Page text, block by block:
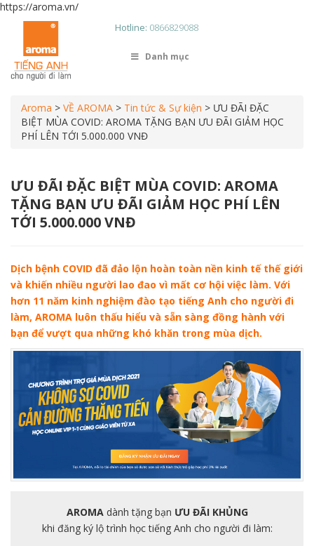
https://aroma.vn/
Hotline: 0866829088
Danh mục
Aroma > VỀ AROMA > Tin tức & Sự kiện > ƯU ĐÃI ĐẶC
BIỆT MÙA COVID: AROMA TẶNG BẠN ƯU ĐÃI GIẢM HỌC
PHÍ LÊN TỚI 5.000.000 VNĐ
ƯU ĐÃI ĐẶC BIỆT MÙA COVID: AROMA
TẶNG BẠN ƯU ĐÃI GIẢM HỌC PHÍ LÊN
TỚI 5.000.000 VNĐ
Dịch bệnh COVID đã đảo lộn hoàn toàn nền kinh tế thế giới
và khiến nhiều người lao đao vì mất cơ hội việc làm. Với
hơn 11 năm kinh nghiệm đào tạo tiếng Anh cho người đi
làm, AROMA luôn thấu hiểu và sẵn sàng đồng hành với
bạn để vượt qua những khó khăn trong mùa dịch.
AROMAdành tặng bạn ƯU ĐÃI KHỦNG
khi đăng ký lộ trình học tiếng Anh cho người đi làm: